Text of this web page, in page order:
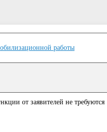
работы
от заявителей не требуются